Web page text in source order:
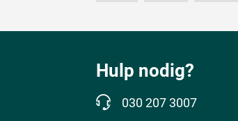
Hulp nodig?
030 207 3007